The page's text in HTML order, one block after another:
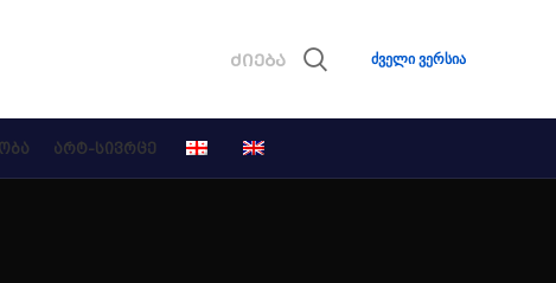
ძველი ვერსია
ᲐᲠᲢ-ᲡᲘᲕᲠᲪᲔ